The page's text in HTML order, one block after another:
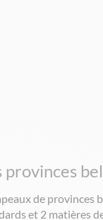
provinces
de provinces
et 2 matières